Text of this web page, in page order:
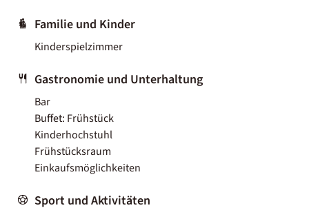
Familie und Kinder
Kinderspielzimmer
Gastronomie und Unterhaltung
Bar
Buffet: Frühstück
Kinderhochstuhl
Frühstücksraum
Einkaufsmöglichkeiten
Sport und Aktivitäten